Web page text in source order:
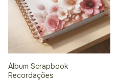
Álbum Scrapbook
Recordações